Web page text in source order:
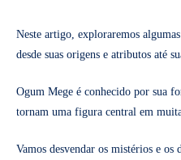
Neste artigo, exploraremos
desde suas origens e atributos até
Ogum Mege é conhecido por sua
tornam uma figura central em
Vamos desvendar os mistérios e os